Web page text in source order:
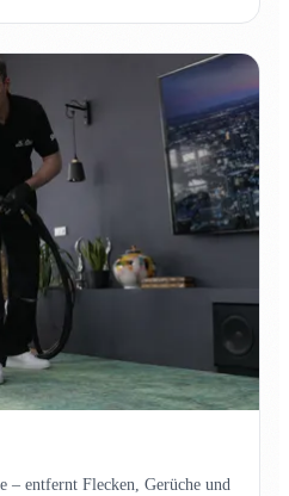
– entfernt Flecken, Gerüche und